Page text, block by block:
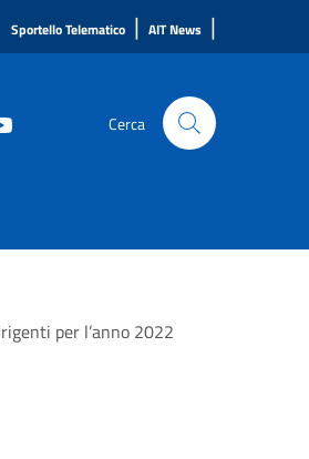
Sportello Telematico | AIT News |
Cerca
per l’anno 2022